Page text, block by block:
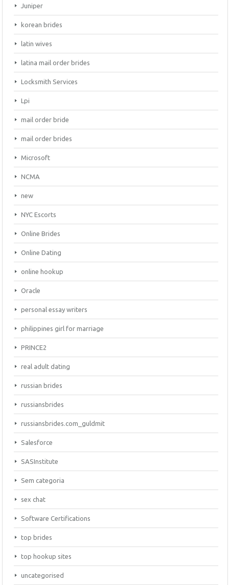
Juniper
korean brides
latin wives
latina mail order brides
Locksmith Services
Lpi
mail order bride
mail order brides
Microsoft
NCMA
new
NYC Escorts
Online Brides
Online Dating
online hookup
Oracle
personal essay writers
philippines girl for marriage
PRINCE2
real adult dating
russian brides
russiansbrides
russiansbrides.com_guldmit
Salesforce
SASInstitute
Sem categoria
sex chat
Software Certifications
top brides
top hookup sites
uncategorised